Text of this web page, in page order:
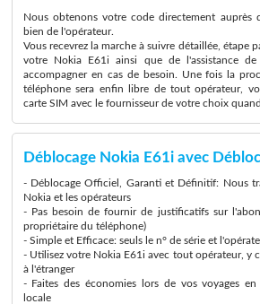
Nous obtenons votre code directement auprès
bien de l'opérateur.
Vous recevrez la marche à suivre détaillée, étape
votre Nokia E61i ainsi que de l'assistance
accompagner en cas de besoin. Une fois la
téléphone sera enfin libre de tout opérateur,
carte SIM avec le fournisseur de votre choix
Déblocage Nokia E61i avec
- Déblocage Officiel, Garanti et Définitif: Nous
Nokia et les opérateurs
- Pas besoin de fournir de justificatifs sur
propriétaire du téléphone)
- Simple et Efficace: seuls le n° de série et
- Utilisez votre Nokia E61i avec tout opérateur, y
à l'étranger
- Faites des économies lors de vos voyages
locale